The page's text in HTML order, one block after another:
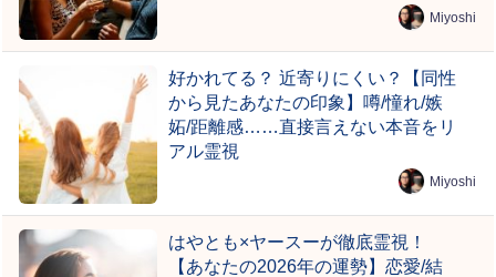
Miyoshi
好かれてる？ 近寄りにくい？【同性
から見たあなたの印象】噂/憧れ/嫉
妬/距離感……直接言えない本音をリ
アル霊視
Miyoshi
はやとも×ヤースーが徹底霊視！
【あなたの2026年の運勢】恋愛/結